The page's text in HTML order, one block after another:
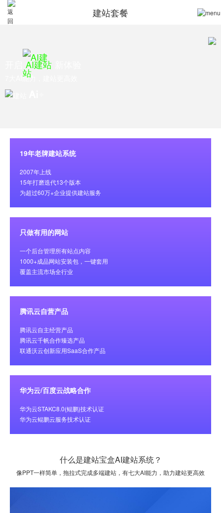
建站套餐
AI建站
7大AI能力，建站更高效
19年老牌建站系统
2007年上线
15年打磨迭代13个版本
为超过60万+企业提供建站服务
只做有用的网站
一个后台管理所有站点内容
1000+成品网站安装包，一键套用
覆盖主流市场全行业
腾讯云自营产品
腾讯云自主经营产品
腾讯云千帆合作臻选产品
联通沃云创新应用SaaS合作产品
华为云/百度云战略合作
华为云STAKC8.0(鲲鹏)技术认证
华为云鲲鹏云服务技术认证
什么是建站宝盒AI建站系统？
像PPT一样简单，拖拉式完成多端建站，有七大AI能力，助力建站更高效